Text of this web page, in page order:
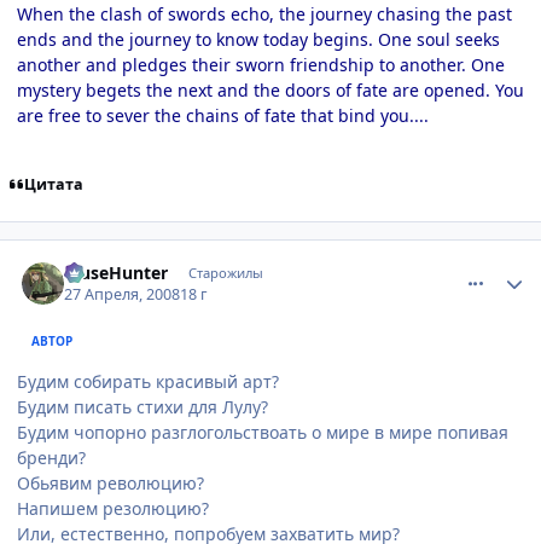
When the clash of swords echo, the journey chasing the past
ends and the journey to know today begins. One soul seeks
another and pledges their sworn friendship to another. One
mystery begets the next and the doors of fate are opened. You
are free to sever the chains of fate that bind you....
Цитата
MuseHunter Старожилы
27 Апреля, 200818 г
АВТОР
Будим собирать красивый арт?
Будим писать стихи для Лулу?
Будим чопорно разглогольствоать о мире в мире попивая
бренди?
Обьявим революцию?
Напишем резолюцию?
Или, естественно, попробуем захватить мир?